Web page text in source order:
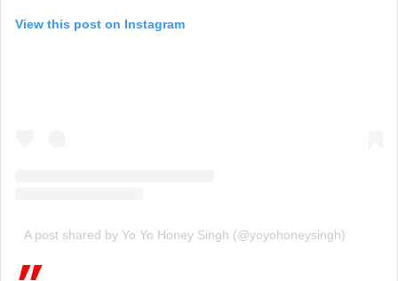
View this post on Instagram
A post shared by Yo Yo Honey Singh (@yoyohoneysingh)